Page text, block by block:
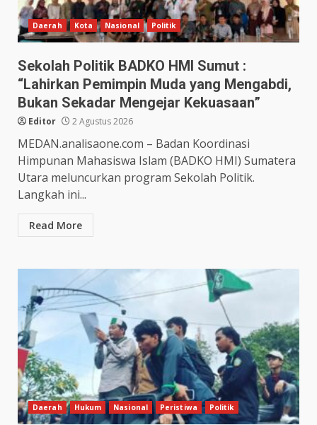
Daerah Kota Nasional Politik
Sekolah Politik BADKO HMI Sumut :
“Lahirkan Pemimpin Muda yang Mengabdi,
Bukan Sekadar Mengejar Kekuasaan”
Editor 2 Agustus 2026
MEDAN.analisaone.com – Badan Koordinasi
Himpunan Mahasiswa Islam (BADKO HMI) Sumatera
Utara meluncurkan program Sekolah Politik.
Langkah ini...
Read More
Daerah Hukum Nasional Peristiwa Politik